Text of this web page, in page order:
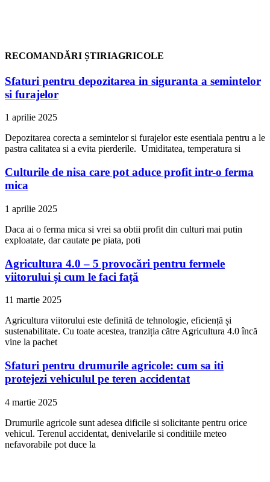
RECOMANDĂRI ȘTIRIAGRICOLE
Sfaturi pentru depozitarea in siguranta a semintelor
si furajelor
1 aprilie 2025
Depozitarea corecta a semintelor si furajelor este esentiala pentru a le
pastra calitatea si a evita pierderile. Umiditatea, temperatura si
Culturile de nisa care pot aduce profit intr-o ferma
mica
1 aprilie 2025
Daca ai o ferma mica si vrei sa obtii profit din culturi mai putin
exploatate, dar cautate pe piata, poti
Agricultura 4.0 – 5 provocări pentru fermele
viitorului și cum le faci față
11 martie 2025
Agricultura viitorului este definită de tehnologie, eficiență și
sustenabilitate. Cu toate acestea, tranziția către Agricultura 4.0 încă
vine la pachet
Sfaturi pentru drumurile agricole: cum sa iti
protejezi vehiculul pe teren accidentat
4 martie 2025
Drumurile agricole sunt adesea dificile si solicitante pentru orice
vehicul. Terenul accidentat, denivelarile si conditiile meteo
nefavorabile pot duce la